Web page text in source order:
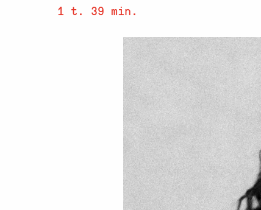
1 t. 39 min.